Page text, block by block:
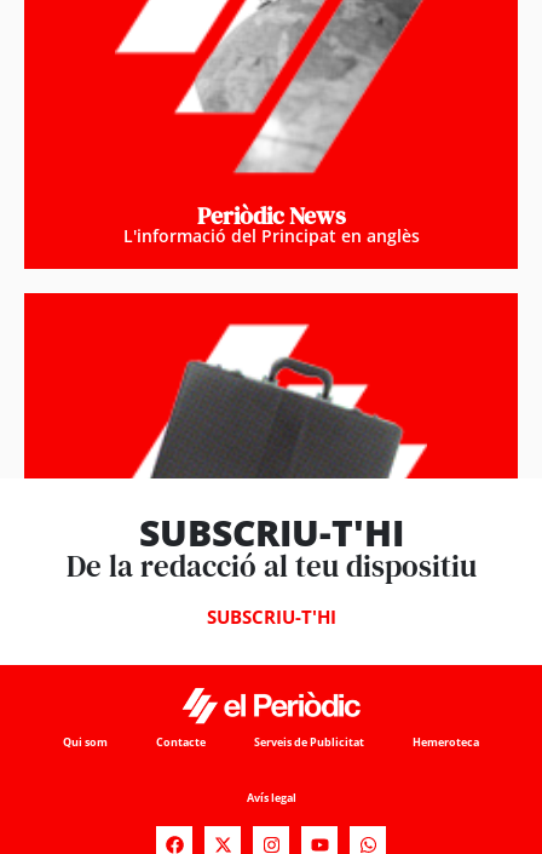
Periòdic News
L'informació del Principat en anglès
Business
Parlem de negocis
SUBSCRIU-T'HI
De la redacció al teu dispositiu
SUBSCRIU-T'HI
Qui som Contacte Serveis de Publicitat Hemeroteca
Avís legal